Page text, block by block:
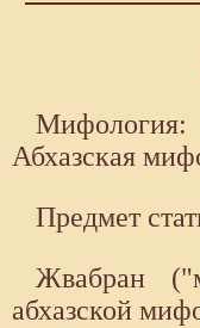
Мифология:
Абхазская
Предмет
Жвабран
абхазской